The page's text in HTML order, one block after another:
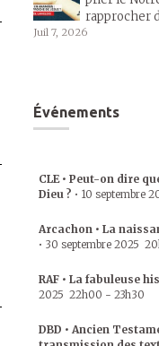
rapprocher
Juil 7, 2026
Événements
CLE • Peut-on dire
Dieu ? • 10 septembre
Arcachon • La
• 30 septembre 2025
RAF • La fabuleuse
2025 22h00 - 23h30
DBD • Ancien